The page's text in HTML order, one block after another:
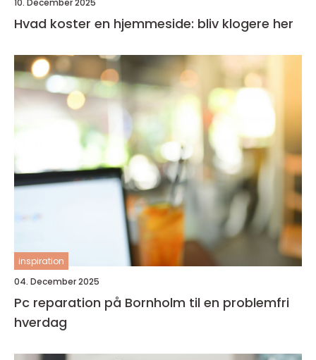
10. December 2025
Hvad koster en hjemmeside: bliv klogere her
inspiration
04. December 2025
Pc reparation på Bornholm til en problemfri
hverdag